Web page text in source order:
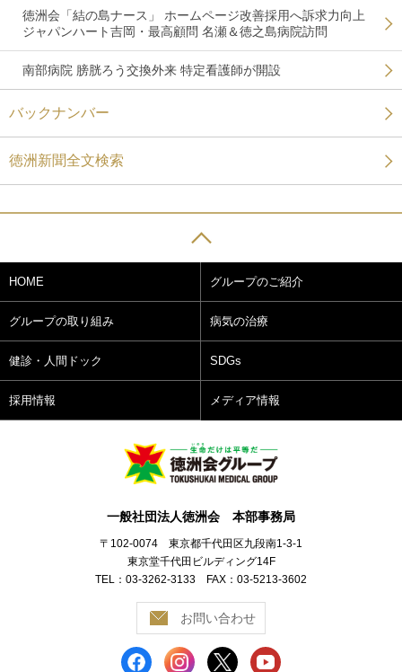
徳洲会「結の島ナース」 ホームページ改善採用へ訴求力向上
ジャパンハート吉岡・最高顧問 名瀬＆徳之島病院訪問
南部病院 膀胱ろう交換外来 特定看護師が開設
バックナンバー
徳洲新聞全文検索
HOME グループのご紹介
グループの取り組み 病気の治療
健診・人間ドック SDGs
採用情報 メディア情報
一般社団法人徳洲会 本部事務局
〒102-0074 東京都千代田区九段南1-3-1
東京堂千代田ビルディング14F
TEL：03-3262-3133 FAX：03-5213-3602
お問い合わせ